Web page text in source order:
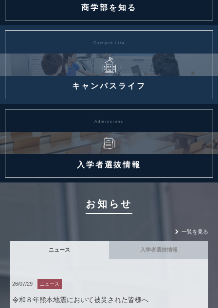
商学部を知る
Campus Life
キャンパスライフ
Admissions
入学者選抜情報
お知らせ
ニュース 入学者選抜情報
一覧を見る
26/07/29 ニュース
令和８年熊本地震において被災された皆様へ